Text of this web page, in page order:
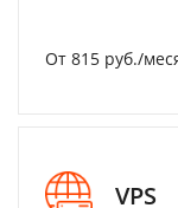
От 815 руб./
VPS